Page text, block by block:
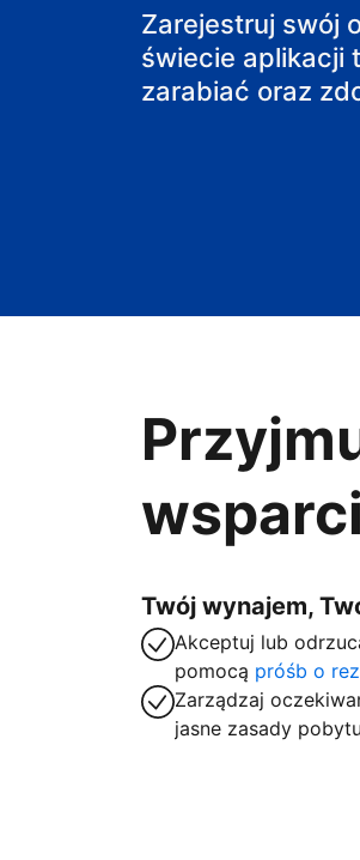
obiekt
Zarejestruj swój
świecie aplikacji
zarabiać oraz
Twój wynajem,
Akceptuj lub
pomocą próśb o
Zarządzaj
jasne zasady